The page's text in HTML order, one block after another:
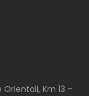
Km 13 –